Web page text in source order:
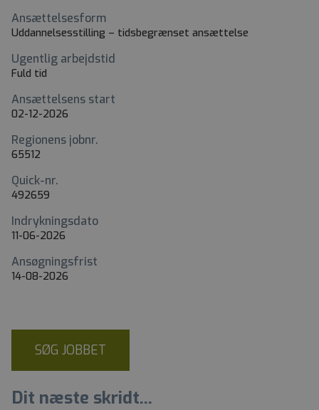
Ansættelsesform
Uddannelsesstilling – tidsbegrænset ansættelse
Ugentlig arbejdstid
Fuld tid
Ansættelsens start
02-12-2026
Regionens jobnr.
65512
Quick-nr.
492659
Indrykningsdato
11-06-2026
Ansøgningsfrist
14-08-2026
SØG JOBBET
Dit næste skridt...